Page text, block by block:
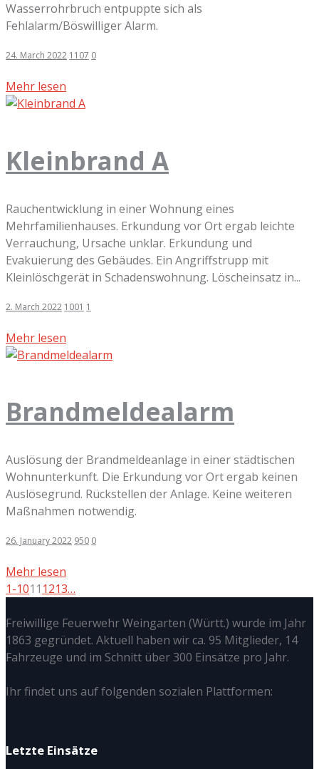
Wasserrohrbruch entpuppte sich als
Fehlalarm/Böswilliger Alarm.
24. March 2022 1107 0
Mehr lesen
Kleinbrand A
Rauchentwicklung in einer Wohnung eines
Mehrfamilienhauses. Erkundung vor Ort ergab leichte
Verrauchung, Ursache unklar. Erkundung und
Evakuierung des Gebäudes. Ein Angriffstrupp mit
Kleinlöschgerät in Schadenswohnung. Löscheinsatz in...
2. March 2022 1001 1
Mehr lesen
Brandmeldealarm
Auslösung der Brandmeldeanlage in einer städtischen
Wohnunterkunft. Die Erkundung vor Ort ergab keinen
Auslösegrund. Rückstellen der Anlage. Keine weiteren
Maßnahmen notwendig.
26. January 2022 950 0
Mehr lesen
1-1011 1213…
Freiwillige Feuerwehr Weingarten (Württ.) wurde im Jahr
1863 gegründet. Aktuell haben wir ca. 95 Mitglieder, 14
Fahrzeuge und im Schnitt über 300 Einsätze pro Jahr.
Ihr findet uns auf folgenden sozialen Plattformen:
Letzte Einsätze